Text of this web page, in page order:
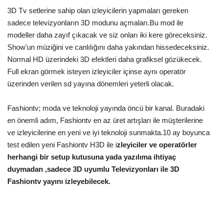
3D Tv setlerine sahip olan izleyicilerin yapmaları gereken
sadece televizyonların 3D modunu açmaları.Bu mod ile
modeller daha zayıf çıkacak ve siz onları iki kere göreceksiniz.
Show'un müziğini ve canlılığını daha yakından hissedeceksiniz.
Normal HD üzerindeki 3D efektleri daha grafiksel gözükecek.
Full ekran görmek isteyen izleyiciler içinse aynı operatör
üzerinden verilen sd yayına dönemleri yeterli olacak.
Fashiontv; moda ve teknoloji yayında öncü bir kanal. Buradaki
en önemli adım, Fashiontv en az üret artışları ile müşterilerine
ve izleyicilerine en yeni ve iyi teknoloji sunmakta.10 ay boyunca
test edilen yeni Fashiontv H3D ile izleyiciler ve operatörler
herhangi bir setup kutusuna yada yazılıma ihtiyaç
duymadan ,sadece 3D uyumlu Televizyonları ile 3D
Fashiontv yayını izleyebilecek.